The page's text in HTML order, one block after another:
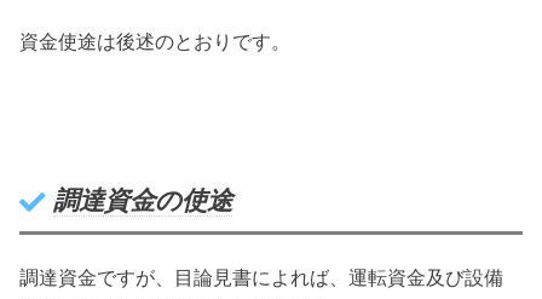
資金使途は後述のとおりです。
調達資金の使途
調達資金ですが、目論見書によれば、運転資金及び設備